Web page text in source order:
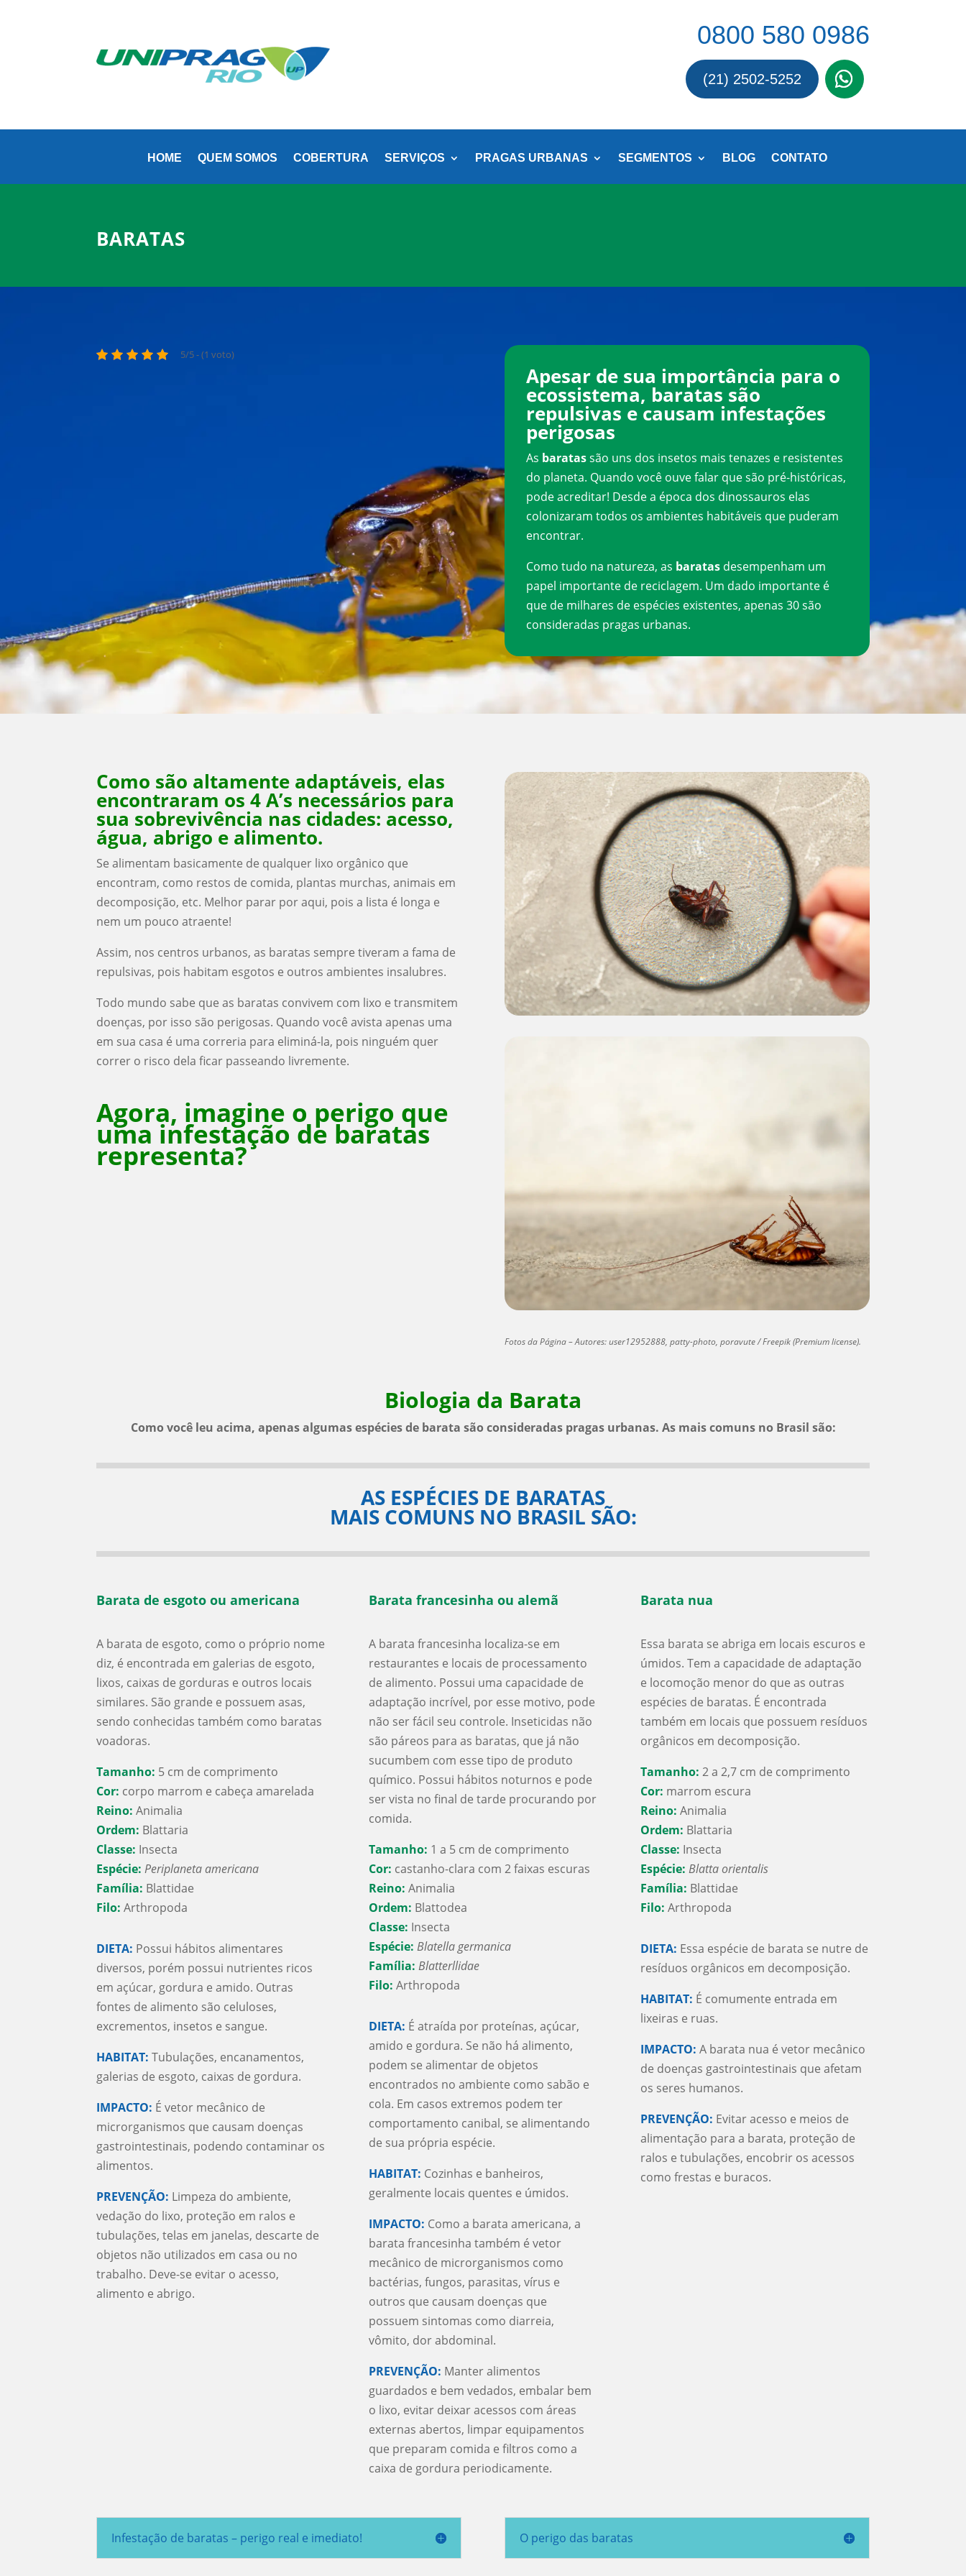
0800 580 0986
(21) 2502-5252
HOME QUEM SOMOS COBERTURA SERVIÇOS PRAGAS URBANAS SEGMENTOS BLOG CONTATO
BARATAS
5/5 - (1 voto)
Apesar de sua importância para o
ecossistema, baratas são
repulsivas e causam infestações
perigosas
As baratassão uns dos insetos mais tenazes e resistentes
do planeta. Quando você ouve falar que são pré-históricas,
pode acreditar! Desde a época dos dinossauros elas
colonizaram todos os ambientes habitáveis que puderam
encontrar.
Como tudo na natureza, as baratasdesempenham um
papel importante de reciclagem. Um dado importante é
que de milhares de espécies existentes, apenas 30 são
consideradas pragas urbanas.
Como são altamente adaptáveis, elas
encontraram os 4 A’s necessários para
sua sobrevivência nas cidades: acesso,
água, abrigo e alimento.
Se alimentam basicamente de qualquer lixo orgânico que
encontram, como restos de comida, plantas murchas, animais em
decomposição, etc. Melhor parar por aqui, pois a lista é longa e
nem um pouco atraente!
Assim, nos centros urbanos, as baratas sempre tiveram a fama de
repulsivas, pois habitam esgotos e outros ambientes insalubres.
Todo mundo sabe que as baratas convivem com lixo e transmitem
doenças, por isso são perigosas. Quando você avista apenas uma
em sua casa é uma correria para eliminá-la, pois ninguém quer
correr o risco dela ficar passeando livremente.
Agora, imagine o perigo que
uma infestação de baratas
representa?
Fotos da Página – Autores: user12952888, patty-photo, poravute / Freepik (Premium license).
Biologia da Barata
Como você leu acima, apenas algumas espécies de barata são consideradas pragas urbanas. As mais comuns no Brasil são:
AS ESPÉCIES DE BARATAS
MAIS COMUNS NO BRASIL SÃO:
Barata de esgoto ou americana
A barata de esgoto, como o próprio nome
diz, é encontrada em galerias de esgoto,
lixos, caixas de gorduras e outros locais
similares. São grande e possuem asas,
sendo conhecidas também como baratas
voadoras.
Tamanho: 5 cm de comprimento
Cor: corpo marrom e cabeça amarelada
Reino: Animalia
Ordem: Blattaria
Classe: Insecta
Espécie: Periplaneta americana
Família: Blattidae
Filo: Arthropoda
DIETA: Possui hábitos alimentares
diversos, porém possui nutrientes ricos
em açúcar, gordura e amido. Outras
fontes de alimento são celuloses,
excrementos, insetos e sangue.
HABITAT: Tubulações, encanamentos,
galerias de esgoto, caixas de gordura.
IMPACTO: É vetor mecânico de
microrganismos que causam doenças
gastrointestinais, podendo contaminar os
alimentos.
PREVENÇÃO: Limpeza do ambiente,
vedação do lixo, proteção em ralos e
tubulações, telas em janelas, descarte de
objetos não utilizados em casa ou no
trabalho. Deve-se evitar o acesso,
alimento e abrigo.
Barata francesinha ou alemã
A barata francesinha localiza-se em
restaurantes e locais de processamento
de alimento. Possui uma capacidade de
adaptação incrível, por esse motivo, pode
não ser fácil seu controle. Inseticidas não
são páreos para as baratas, que já não
sucumbem com esse tipo de produto
químico. Possui hábitos noturnos e pode
ser vista no final de tarde procurando por
comida.
Tamanho: 1 a 5 cm de comprimento
Cor: castanho-clara com 2 faixas escuras
Reino: Animalia
Ordem: Blattodea
Classe: Insecta
Espécie: Blatella germanica
Família: Blatterllidae
Filo: Arthropoda
DIETA: É atraída por proteínas, açúcar,
amido e gordura. Se não há alimento,
podem se alimentar de objetos
encontrados no ambiente como sabão e
cola. Em casos extremos podem ter
comportamento canibal, se alimentando
de sua própria espécie.
HABITAT: Cozinhas e banheiros,
geralmente locais quentes e úmidos.
IMPACTO: Como a barata americana, a
barata francesinha também é vetor
mecânico de microrganismos como
bactérias, fungos, parasitas, vírus e
outros que causam doenças que
possuem sintomas como diarreia,
vômito, dor abdominal.
PREVENÇÃO: Manter alimentos
guardados e bem vedados, embalar bem
o lixo, evitar deixar acessos com áreas
externas abertos, limpar equipamentos
que preparam comida e filtros como a
caixa de gordura periodicamente.
Barata nua
Essa barata se abriga em locais escuros e
úmidos. Tem a capacidade de adaptação
e locomoção menor do que as outras
espécies de baratas. É encontrada
também em locais que possuem resíduos
orgânicos em decomposição.
Tamanho: 2 a 2,7 cm de comprimento
Cor: marrom escura
Reino: Animalia
Ordem: Blattaria
Classe: Insecta
Espécie: Blatta orientalis
Família: Blattidae
Filo: Arthropoda
DIETA: Essa espécie de barata se nutre de
resíduos orgânicos em decomposição.
HABITAT: É comumente entrada em
lixeiras e ruas.
IMPACTO: A barata nua é vetor mecânico
de doenças gastrointestinais que afetam
os seres humanos.
PREVENÇÃO: Evitar acesso e meios de
alimentação para a barata, proteção de
ralos e tubulações, encobrir os acessos
como frestas e buracos.
Infestação de baratas – perigo real e imediato! O perigo das baratas